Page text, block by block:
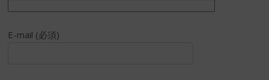
E-mail (必須)